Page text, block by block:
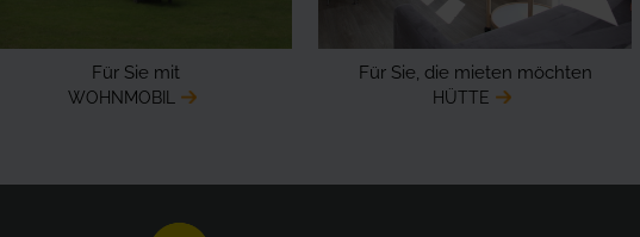
Für Sie mit
WOHNMOBIL
Für Sie, die mieten möchten
HÜTTE